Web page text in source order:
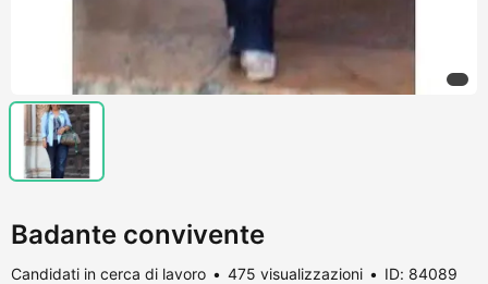
Badante convivente
Candidati in cerca di lavoro 475 visualizzazioni ID: 84089